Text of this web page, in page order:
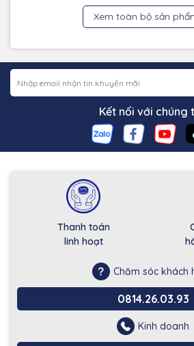
Xem toàn bộ sản
Kết nối với chúng
Thanh toán
linh hoạt
Chăm sóc khách
0814.26.03.93
Kinh doanh